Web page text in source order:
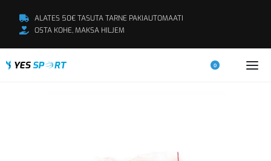
ALATES 50€ TASUTA TARNE PAKIAUTOMAATI
OSTA KOHE, MAKSA HILJEM
0